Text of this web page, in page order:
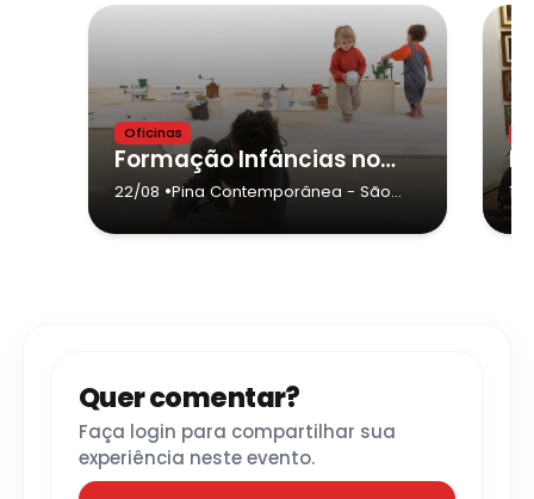
Oficinas
Formação Infâncias nos museus: potenciais educativos
22/08 •Pina Contemporânea - São
Quer comentar?
Faça login para compartilhar sua
experiência neste evento.